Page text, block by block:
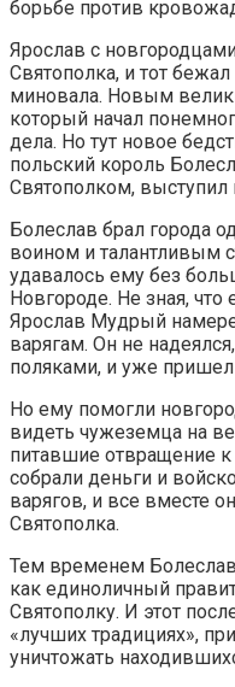
борьбе против
Ярослав с
Святополка, и тот
миновала. Новым
который начал
дела. Но тут новое
польский король
Святополком,
Болеслав брал города
воином и талантливым
удавалось ему без
Новгороде. Не зная,
Ярослав Мудрый
варягам. Он не
поляками, и уже пришел
Но ему помогли
видеть чужеземца на
питавшие отвращение к
собрали деньги и
варягов, и все вместе
Святополка.
Тем временем
как единоличный
Святополку. И этот
«лучших традициях»,
уничтожать